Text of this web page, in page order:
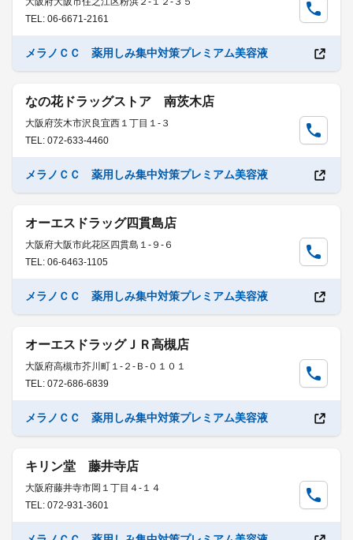
TEL: 06-6671-2161
メラノＣＣ 薬用しみ集中対策プレミアム美容液
なの花ドラッグストア 南茨木店
大阪府茨木市沢良宜西１丁目１-３
TEL: 072-633-4460
メラノＣＣ 薬用しみ集中対策プレミアム美容液
オーエスドラッグ四貫島店
大阪府大阪市此花区四貫島１-９-６
TEL: 06-6463-1105
メラノＣＣ 薬用しみ集中対策プレミアム美容液
オーエスドラッグＪＲ高槻店
大阪府高槻市芥川町１-２-Ｂ-０１０１
TEL: 072-686-6839
メラノＣＣ 薬用しみ集中対策プレミアム美容液
キリン堂 藤井寺店
大阪府藤井寺市岡１丁目４-１４
TEL: 072-931-3601